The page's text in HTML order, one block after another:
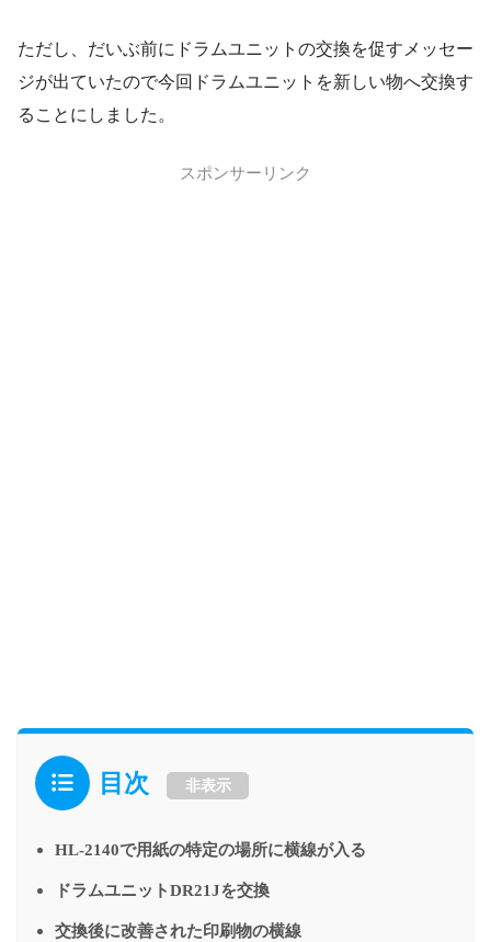
ただし、だいぶ前にドラムユニットの交換を促すメッセー
ジが出ていたので今回ドラムユニットを新しい物へ交換す
ることにしました。
スポンサーリンク
目次 非表示
HL-2140で用紙の特定の場所に横線が入る
ドラムユニットDR21Jを交換
交換後に改善された印刷物の横線